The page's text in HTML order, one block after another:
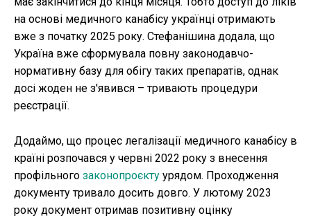
на основі медичного канабісу українці отримають
вже з початку 2025 року. Стефанішина додала, що
Україна вже сформувала повну законодавчо-
нормативну базу для обігу таких препаратів, однак
досі жоден не з'явився – тривають процедури
реєстрації.
Додаймо, що процес легалізації медичного канабісу в
країні розпочався у червні 2022 року з внесення
профільного законопроєкту урядом. Проходження
документу тривало досить довго. У лютому 2023
року документ отримав позитивну оцінку